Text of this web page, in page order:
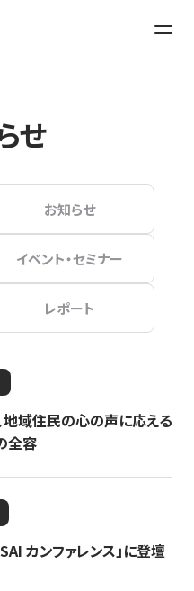
せ
お知らせ
イベント・セミナー
レポート
地域住民の心の声に応える
全容
カンファレンス」に登壇